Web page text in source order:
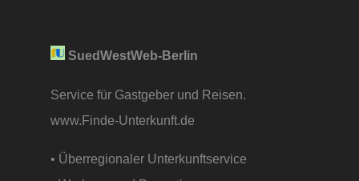
SuedWestWeb-Berlin
Service für Gastgeber und Reisen.
www.Finde-Unterkunft.de
• Überregionaler Unterkunftservice